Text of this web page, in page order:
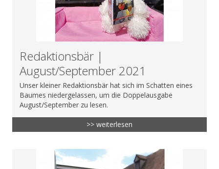
Redaktionsbär |
August/September 2021
Unser kleiner Redaktionsbär hat sich im Schatten eines
Baumes niedergelassen, um die Doppelausgabe
August/September zu lesen.
>> weiterlesen